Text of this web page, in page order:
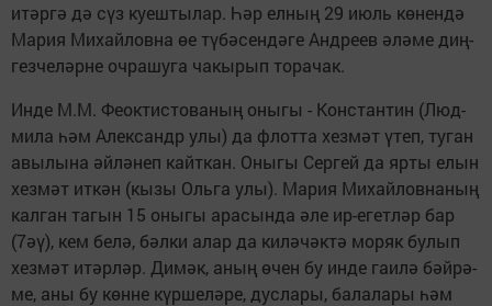
итәр­гә дә сүз ку­еш­ты­лар. Һәр ел­ның 29 июль кө­нен­дә
Ма­рия Ми­хай­лов­на өе тү­бә­сен­дә­ге Анд­ре­ев әлә­ме диң­
гез­че­ләр­не оч­ра­шу­га ча­кы­рып то­ра­чак.
Ин­де М.М. Феок­тис­то­ва­ның оны­гы - Конс­тан­тин (Люд­
ми­ла һәм Алек­сандр улы) да флот­та хез­мәт үтеп, ту­ган
авы­лы­на әй­лә­неп кайт­кан. Оны­гы Сер­гей да яр­ты елын
хез­мәт ит­кән (кы­зы Оль­га улы). Ма­рия Ми­хай­лов­на­ның
кал­ган та­гын 15 оны­гы ара­сын­да әле ир-егет­ләр бар
(7әү), кем бе­лә, бәл­ки алар да ки­лә­чәк­тә мо­ряк бу­лып
хез­мәт итәр­ләр. Ди­мәк, аның өчен бу ин­де га­и­лә бәй­рә­
ме, аны бу көн­не күр­ше­лә­ре, дус­ла­ры, ба­ла­ла­ры һәм